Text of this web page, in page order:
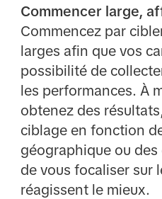
Commencer large,
Commencez par
larges afin que vos
possibilité de
les performances. À
obtenez des
ciblage en fonction
géographique ou
de vous focaliser sur
réagissent le mieux.